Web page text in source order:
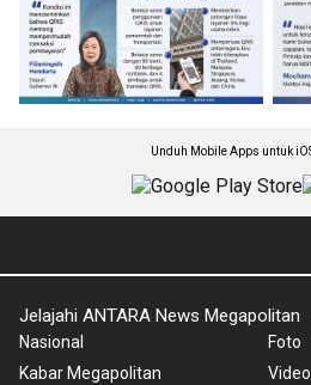
Unduh Mobile Apps untuk
Jelajahi ANTARA News Megapolitan
Nasional
Kabar Megapolitan
Foto
Video